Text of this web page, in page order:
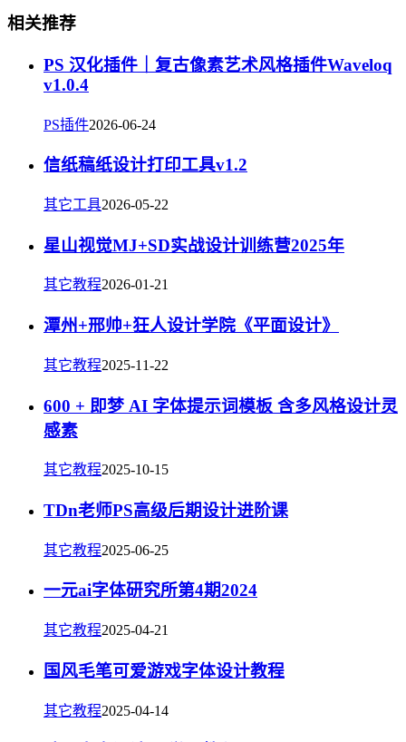
相关推荐
PS 汉化插件｜复古像素艺术风格插件Waveloq
v1.0.4
PS插件2026-06-24
信纸稿纸设计打印工具v1.2
其它工具2026-05-22
星山视觉MJ+SD实战设计训练营2025年
其它教程2026-01-21
潭州+邢帅+狂人设计学院《平面设计》
其它教程2025-11-22
600 + 即梦 AI 字体提示词模板 含多风格设计灵
感素
其它教程2025-10-15
TDn老师PS高级后期设计进阶课
其它教程2025-06-25
一元ai字体研究所第4期2024
其它教程2025-04-21
国风毛笔可爱游戏字体设计教程
其它教程2025-04-14